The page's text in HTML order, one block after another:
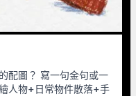
配圖？ 寫一句金句或一
人物+日常物件散落+手